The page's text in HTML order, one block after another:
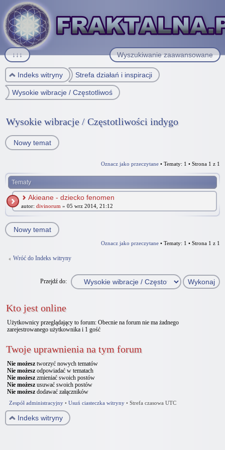
Wyszukiwanie zaawansowane
↓↓↓
Indeks witryny Strefa działań i inspiracji
Wysokie wibracje / Częstotliwości indygo
Wysokie wibracje / Częstotliwości indygo
Nowy temat
Oznacz jako przeczytane • Tematy: 1 • Strona 1 z 1
Tematy
Akieane - dziecko fenomen
autor: divinorum » 05 wrz 2014, 21:12
Nowy temat
Oznacz jako przeczytane • Tematy: 1 • Strona 1 z 1
Wróć do Indeks witryny
Przejdź do:
Kto jest online
Użytkownicy przeglądający to forum: Obecnie na forum nie ma żadnego
zarejestrowanego użytkownika i 1 gość
Twoje uprawnienia na tym forum
Nie możesz tworzyć nowych tematów
Nie możesz odpowiadać w tematach
Nie możesz zmieniać swoich postów
Nie możesz usuwać swoich postów
Nie możesz dodawać załączników
Zespół administracyjny • Usuń ciasteczka witryny • Strefa czasowa UTC
Indeks witryny